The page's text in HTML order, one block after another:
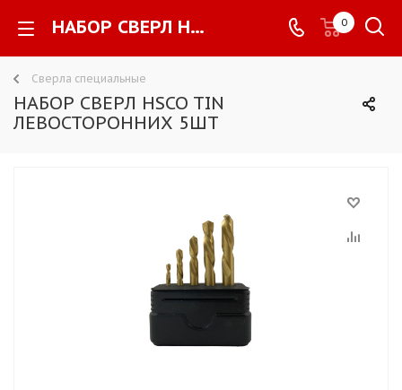
НАБОР СВЕРЛ HSCO TIN ЛЕВОСТОРОННИХ 5ШТ - 0
Сверла специальные
НАБОР СВЕРЛ HSCO TIN
ЛЕВОСТОРОННИХ 5ШТ